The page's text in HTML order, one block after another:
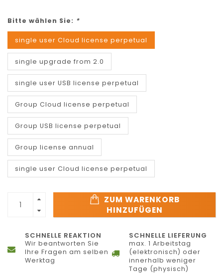
Bitte wählen Sie: *
single user Cloud license perpetual
single upgrade from 2.0
single user USB license perpetual
Group Cloud license perpetual
Group USB license perpetual
Group license annual
single user Cloud license perpetual
ZUM WARENKORB
HINZUFÜGEN
SCHNELLE REAKTION
Wir beantworten Sie
Ihre Fragen am selben
Werktag
SCHNELLE LIEFERUNG
max. 1 Arbeitstag
(elektronisch) oder
innerhalb weniger
Tage (physisch)